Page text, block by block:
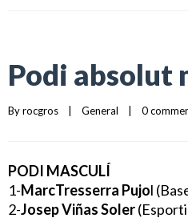
Podi absolut
By rocgros General 0
PODI MASCULÍ
1-MarcTresserra Pujol
2-Josep Viñas Soler